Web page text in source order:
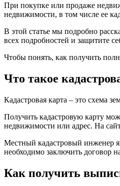
При покупке или продаже
недвижимости, в том числе ее
В этой статье мы подробно
всех подробностей и защитите
Чтобы понять, как получить
Что такое
Кадастровая карта – это схема
Получить кадастровую карту
недвижимости или адрес. На
Местный кадастровый инженер
необходимо заключить договор
Как получить